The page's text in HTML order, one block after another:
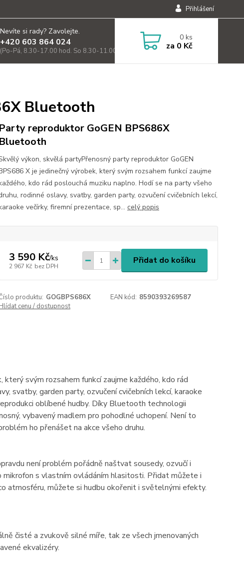
Přihlášení
Nevíte si rady? Zavolejte.
+420 603 864 024
(Po-Pá, 8.30-17.00 hod. So 8.30-11.00)
0ks
za 0 Kč
Bluetooth
Party reproduktor GoGEN BPS686X
Bluetooth
výkon, skvělá partyPřenosný party reproduktor GoGEN
X je jedinečný výrobek, který svým rozsahem funkcí zaujme
kdo rád poslouchá muziku naplno. Hodí se na party všeho
rodinné oslavy, svatby, garden party, ozvučení cvičebních lekcí,
večírky, firemní prezentace, sp... celý popis
3 590 Kč/ks
2 967 Kč bez DPH
Přidat do košíku
produktu: GOGBPS686X EAN kód: 8590393269587
cenu / dostupnost
svým rozsahem funkcí zaujme každého, kdo rád
svatby, garden party, ozvučení cvičebních lekcí, karaoke
oblíbené hudby. Díky Bluetooth technologii
vybavený madlem pro pohodlné uchopení. Není to
ho přenášet na akce všeho druhu.
není problém pořádně naštvat sousedy, ozvučí i
s vlastním ovládáním hlasitosti. Přidat můžete i
atmosféru, můžete si hudbu okořenit i světelnými efekty.
čisté a zvukově silné míře, tak ze všech jmenovaných
ekvalizéry.